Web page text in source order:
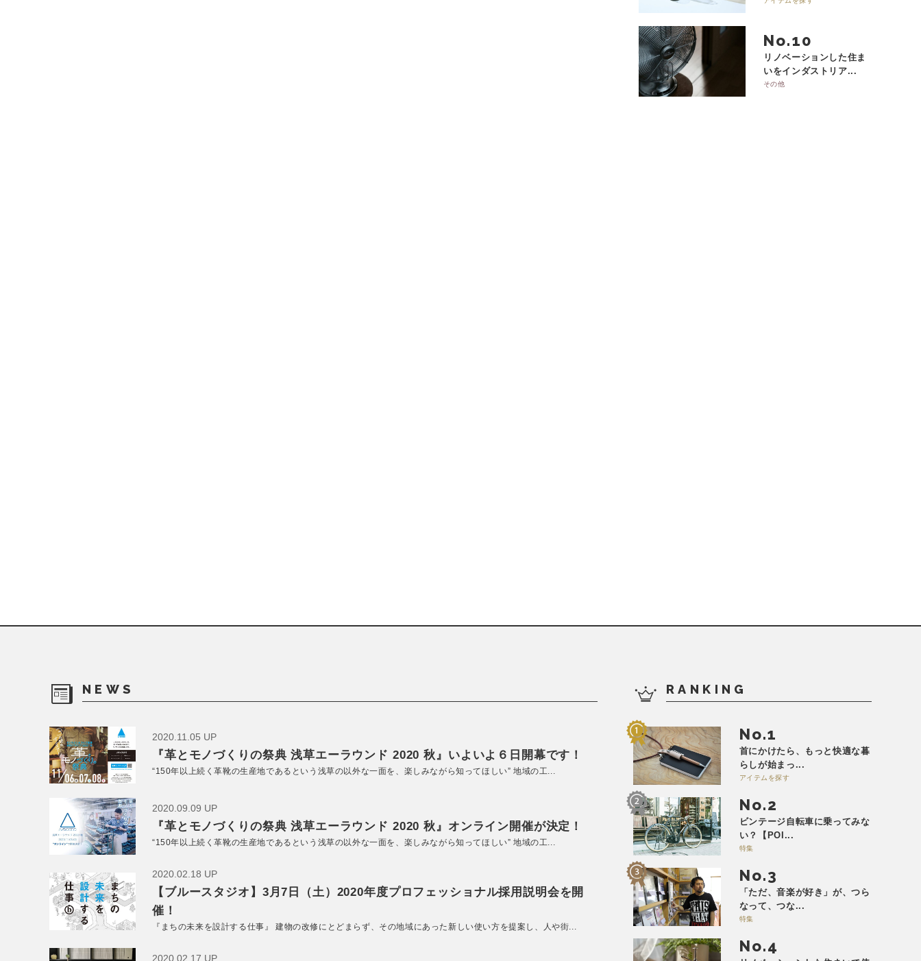
No.
リノベーションした住ま
いをインダストリア...
その他
NEWS
2020.11.05 UP
『革とモノづくりの祭典 浅草エーラウンド 2020 秋』いよいよ６日開幕です！
“150年以上続く革靴の生産地であるという浅草の以外な一面を、楽しみながら知ってほしい” 地域の工...
2020.09.09 UP
『革とモノづくりの祭典 浅草エーラウンド 2020 秋』オンライン開催が決定！
“150年以上続く革靴の生産地であるという浅草の以外な一面を、楽しみながら知ってほしい” 地域の工...
2020.02.18 UP
【ブルースタジオ】3月7日（土）2020年度プロフェッショナル採用説明会を開
催！
『まちの未来を設計する仕事』 建物の改修にとどまらず、その地域にあった新しい使い方を提案し、人や街...
2020.02.17 UP
RANKING
No.
首にかけたら、もっと快適な暮
らしが始まっ...
アイテムを探す
No.
ビンテージ自転車に乗ってみな
い？【POI...
特集
No.
「ただ、音楽が好き」が、つら
なって、つな...
特集
No.